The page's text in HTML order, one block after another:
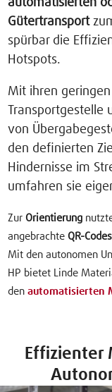
automatisierten
Gütertransport
spürbar die
Hotspots.
Mit ihren
von
den definierten
Hindernisse im
umfahren sie
ZurOrientierung
angebrachteQR-
Mit den autonomen
HP bietet Linde
denautomatisierten
Effizienter